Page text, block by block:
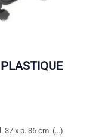
37 x p. 36 cm. (...)